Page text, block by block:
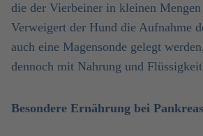
die der Vierbeiner in kleinen
Verweigert der Hund die Aufnahme
auch eine Magensonde gelegt
dennoch mit Nahrung und
Besondere Ernährung bei